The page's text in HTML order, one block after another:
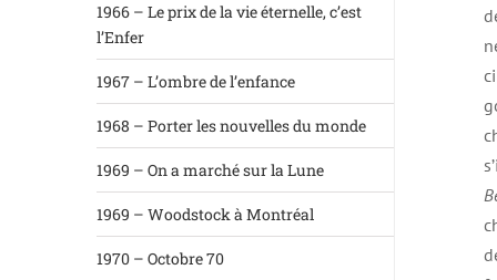
1966 – Le prix de la vie éternelle, c’est
l’Enfer
1967 – L’ombre de l’enfance
1968 – Porter les nouvelles du monde
1969 – On a marché sur la Lune
1969 – Woodstock à Montréal
1970 – Octobre 70